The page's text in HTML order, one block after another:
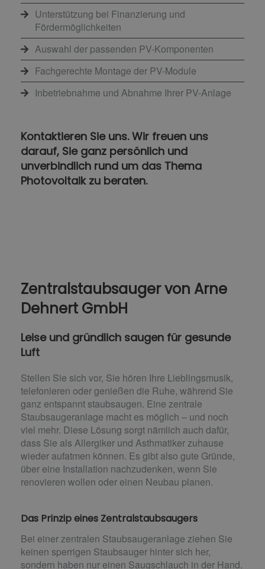
Unterstützung bei Finanzierung und
Fördermöglichkeiten
Auswahl der passenden PV-Komponenten
Fachgerechte Montage der PV-Module
Inbetriebnahme und Abnahme Ihrer PV-Anlage
Kontaktieren Sie uns. Wir freuen uns
darauf, Sie ganz persönlich und
unverbindlich rund um das Thema
Photovoltaik zu beraten.
Zentralstaubsauger von Arne
Dehnert GmbH
Leise und gründlich saugen für gesunde
Luft
Stellen Sie sich vor, Sie hören Ihre Lieblingsmusik,
telefonieren oder genießen die Ruhe, während Sie
ganz entspannt staubsaugen. Eine zentrale
Staubsaugeranlage macht es möglich – und noch
viel mehr. Diese Lösung sorgt nämlich auch dafür,
dass Sie als Allergiker und Asthmatiker zuhause
wieder aufatmen können. Es gibt also gute Gründe,
über eine Installation nachzudenken, wenn Sie
renovieren wollen oder einen Neubau planen.
Das Prinzip eines Zentralstaubsaugers
Bei einer zentralen Staubsaugeranlage ziehen Sie
keinen sperrigen Staubsauger hinter sich her,
sondern haben nur einen Saugschlauch in der Hand.